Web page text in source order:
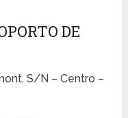
DE
S/N – Centro –